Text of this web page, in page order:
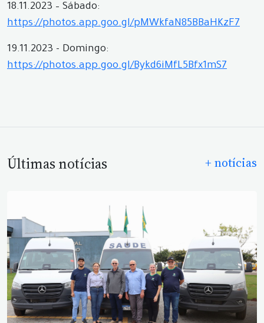
18.11.2023 – Sábado:
https://photos.app.goo.gl/pMWkfaN85BBaHKzF7
19.11.2023 - Domingo:
https://photos.app.goo.gl/Bykd6iMfL5Bfx1mS7
Últimas notícias + notícias